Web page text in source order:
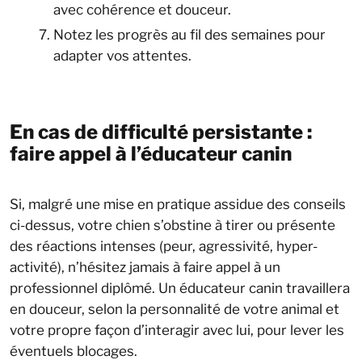
avec cohérence et douceur.
Notez les progrès au fil des semaines pour
adapter vos attentes.
En cas de difficulté persistante :
faire appel à l’éducateur canin
Si, malgré une mise en pratique assidue des conseils
ci-dessus, votre chien s’obstine à tirer ou présente
des réactions intenses (peur, agressivité, hyper-
activité), n’hésitez jamais à faire appel à un
professionnel diplômé. Un éducateur canin travaillera
en douceur, selon la personnalité de votre animal et
votre propre façon d’interagir avec lui, pour lever les
éventuels blocages.